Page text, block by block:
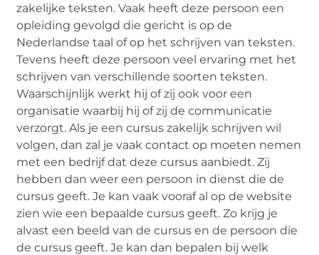
zakelijke teksten. Vaak heeft deze persoon een
opleiding gevolgd die gericht is op de
Nederlandse taal of op het schrijven van teksten.
Tevens heeft deze persoon veel ervaring met het
schrijven van verschillende soorten teksten.
Waarschijnlijk werkt hij of zij ook voor een
organisatie waarbij hij of zij de communicatie
verzorgt. Als je een cursus zakelijk schrijven wil
volgen, dan zal je vaak contact op moeten nemen
met een bedrijf dat deze cursus aanbiedt. Zij
hebben dan weer een persoon in dienst die de
cursus geeft. Je kan vaak vooraf al op de website
zien wie een bepaalde cursus geeft. Zo krijg je
alvast een beeld van de cursus en de persoon die
de cursus geeft. Je kan dan bepalen bij welk